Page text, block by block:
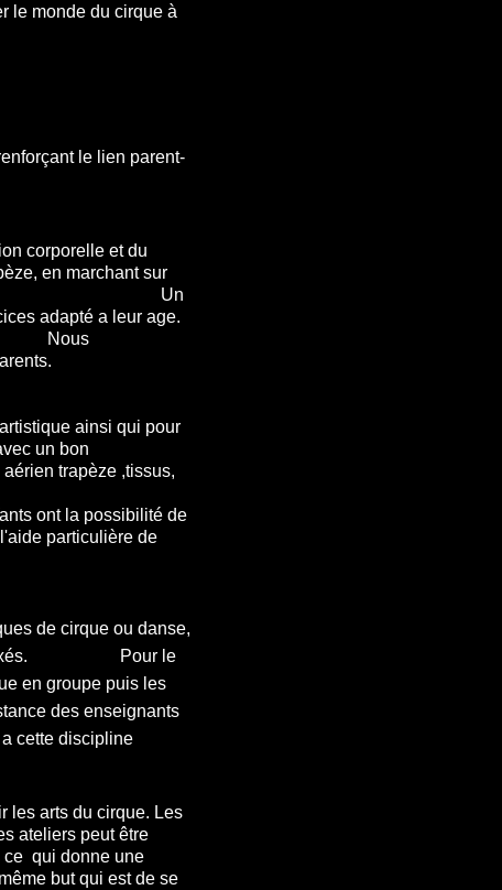
le monde du cirque à
le lien parent-
corporelle et du
en marchant sur
Un
adapté a leur age.
ainsi qui pour
un bon
trapèze ,tissus,
ont la possibilité de
particulière de
de cirque ou danse,
sont fixés. Pour le
en groupe puis les
des enseignants
cette discipline
les arts du cirque. Les
ateliers peut être
ce qui donne une
but qui est de se